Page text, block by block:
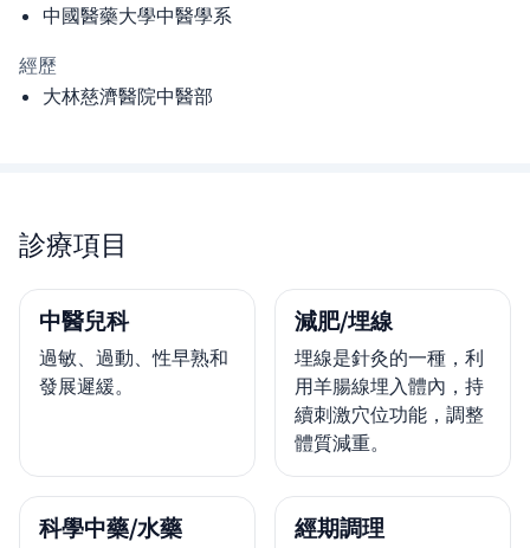
中國醫藥大學中醫學系
經歷
大林慈濟醫院中醫部
診療項目
中醫兒科
過敏、過動、性早熟和
發展遲緩。
減肥/埋線
埋線是針灸的一種，利
用羊腸線埋入體內，持
續刺激穴位功能，調整
體質減重。
科學中藥/水藥 經期調理